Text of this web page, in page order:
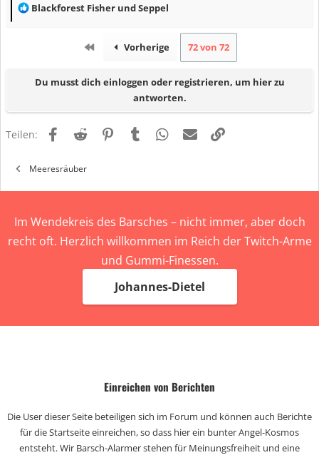
R
n
e
:
Blackforest Fisher undSeppel
Erste Vorherige 72 von 72
Du musst dich einloggen oder registrieren, um hier zu
antworten.
Teilen: FacebookReddit PinterestTumblr WhatsApp
E-Mail
Meeresräuber
Im Wendekreis des Barsches – nicht immer, aber doch
recht oft. Herzlich willkommen im Reich der Twitch-Arme
und Gummi-Finessen.
Johannes-Dietel
Einreichen von Berichten
Die User dieser Seite beteiligen sich im Forum und können auch Berichte
für die Startseite einreichen, so dass hier ein bunter Angel-Kosmos
entsteht. Wir Barsch-Alarmer stehen für Meinungsfreiheit und eine